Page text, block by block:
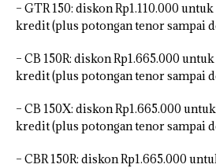
– GTR 150: diskon Rp1.110.000
kredit (plus potongan tenor sampai
– CB 150R: diskon Rp1.665.000
kredit (plus potongan tenor sampai
– CB 150X: diskon Rp1.665.000
kredit (plus potongan tenor sampai
– CBR 150R: diskon Rp1.665.000